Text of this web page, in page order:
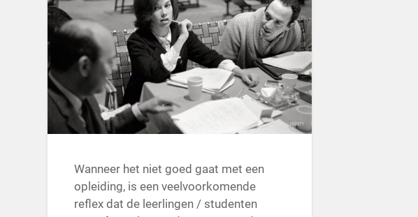
Wanneer het niet goed gaat met een
opleiding, is een veelvoorkomende
reflex dat de leerlingen / studenten